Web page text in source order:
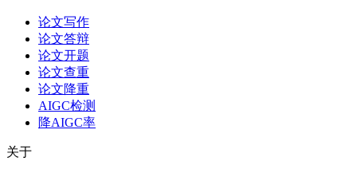
论文写作
论文答辩
论文开题
论文查重
论文降重
AIGC检测
降AIGC率
关于